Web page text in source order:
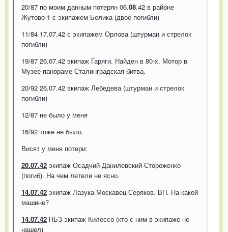
20/87 по моим данным потерян 06.08.42 в районе
Жутово-1 с экипажем Белика (двое погибли)
11/84 17.07.42 с экипажем Орлова (штурман и стрелок
погибли)
19/87 26.07.42 экипаж Гаряги. Найден в 80-х. Мотор в
Музее-панораме Сталинградская битва.
20/92 26.07.42 экипаж Лебедева (штурман и стрелок
погибли)
12/87 не было у меня
16/92 тоже не было.
Висят у меня потери:
20.07.42 экипаж Осадчий-Данилевский-Стороженко
(погиб). На чем летели не ясно.
14.07.42 экипаж Лазука-Москавец-Серяков. ВП. На какой
машине?
14.07.42 НБЗ экипаж Килессо (кто с ним в экипаже не
нашел)